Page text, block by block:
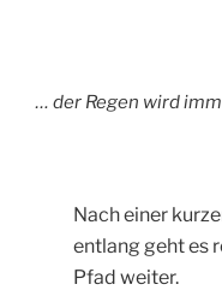
… der Regen wird
Nach einer
entlang geht es
Pfad weiter.